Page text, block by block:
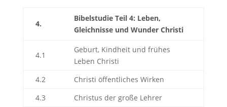
4.
Bibelstudie Teil 4: Leben,
Gleichnisse und Wunder Christi
4.1
Geburt, Kindheit und frühes
Leben Christi
4.2
Christi öffentliches Wirken
4.3
Christus der große Lehrer